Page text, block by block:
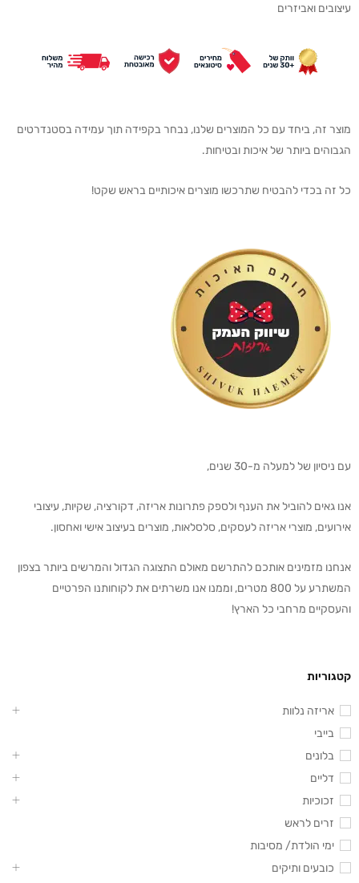
עיצובים ואביזרים
מוצר זה, ביחד עם כל המוצרים שלנו, נבחר בקפידה תוך עמידה בסטנדרטים
הגבוהים ביותר של איכות ובטיחות.
כל זה בכדי להבטיח שתרכשו מוצרים איכותיים בראש שקט!
עם ניסיון של למעלה מ-30 שנים,
אנו גאים להוביל את הענף ולספק פתרונות אריזה, דקורציה, שקיות, עיצובי
אירועים, מוצרי אריזה לעסקים, סלסלאות, מוצרים בעיצוב אישי ואחסון.
אנחנו מזמינים אותכם להתרשם מאולם התצוגה הגדול והמרשים ביותר בצפון
המשתרע על 800 מטרים, וממנו אנו משרתים את לקוחותנו הפרטיים
והעסקיים מרחבי כל הארץ!
קטגוריות
אריזה נלוות
בייבי
בלונים
דליים
זכוכיות
זרים לראש
ימי הולדת/ מסיבות
כובעים ותיקים